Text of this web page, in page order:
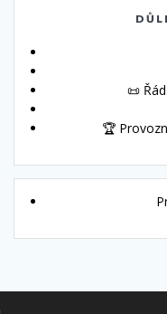
📜
🏆